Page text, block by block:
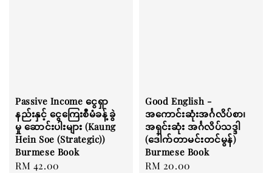
Passive Income ငွေရှာ
နည်းနှင့် ငွေကြေးစီမံခန့်ခွဲ
မှု ဆောင်းပါးများ (Kaung
Hein Soe (Strategic))
Burmese Book
Regular
RM 42.00
Good English -
အကောင်းဆုံးအင်္ဂလိပ်စာ၊
အရှင်းဆုံး အင်္ဂလိပ်သဒ္ဒါ
(ဒေါက်တာမင်းတင်မွန်)
Burmese Book
Regular
RM 20.00